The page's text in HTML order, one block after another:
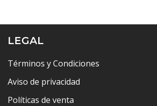
LEGAL
Términos y Condiciones
Aviso de privacidad
Políticas de venta